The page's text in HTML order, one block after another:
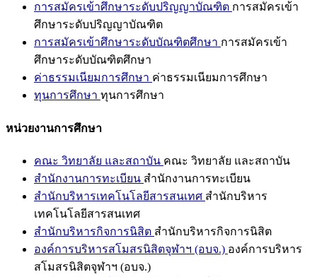
การสมัครเข้าศึกษาระดับปริญญาบัณฑิต การสมัครเข้า
ศึกษาระดับปริญญาบัณฑิต
การสมัครเข้าศึกษาระดับบัณฑิตศึกษา การสมัครเข้า
ศึกษาระดับบัณฑิตศึกษา
ค่าธรรมเนียมการศึกษา ค่าธรรมเนียมการศึกษา
ทุนการศึกษา ทุนการศึกษา
หน่วยงานการศึกษา
คณะ วิทยาลัย และสถาบัน คณะ วิทยาลัย และสถาบัน
สำนักงานการทะเบียน สำนักงานการทะเบียน
สำนักบริหารเทคโนโลยีสารสนเทศ สำนักบริหาร
เทคโนโลยีสารสนเทศ
สำนักบริหารกิจการนิสิต สำนักบริหารกิจการนิสิต
องค์การบริหารสโมสรนิสิตจุฬาฯ (อบจ.) องค์การบริหาร
สโมสรนิสิตจุฬาฯ (อบจ.)